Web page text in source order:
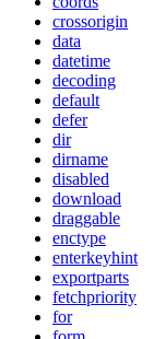
crossorigin
data
datetime
decoding
default
defer
dir
dirname
disabled
download
draggable
enctype
enterkeyhint
exportparts
fetchpriority
for